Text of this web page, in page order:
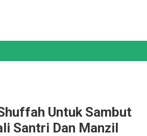
Untuk Sambut
Santri Dan Manzil